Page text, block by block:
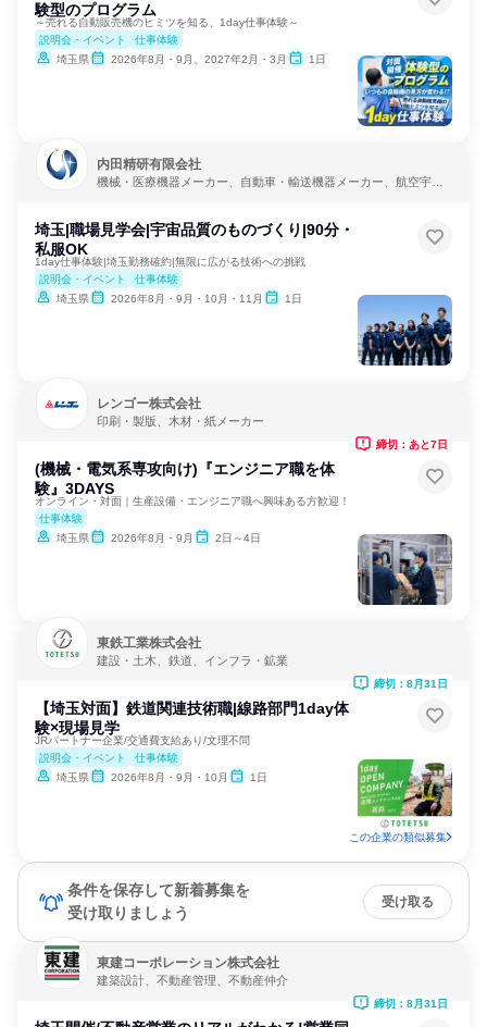
験型のプログラム
～売れる自動販売機のヒミツを知る、1day仕事体験～
説明会・イベント
仕事体験
埼玉県
2026年8月・9月、2027年2月・3月 1日
内田精研有限会社
機械・医療機器メーカー、自動車・輸送機器メーカー、航空宇
埼玉|職場見学会|宇宙品質のものづくり|90分・
私服OK
1day仕事体験|埼玉勤務確約|無限に広がる技術への挑戦
説明会・イベント
仕事体験
埼玉県
2026年8月・9月・10月・11月 1日
レンゴー株式会社
印刷・製版、木材・紙メーカー
(機械・電気系専攻向け)『エンジニア職を体
験』3DAYS
オンライン・対面｜生産設備・エンジニア職へ興味ある方歓迎！
仕事体験
埼玉県
2026年8月・9月 2日～4日
締切：あと7日
東鉄工業株式会社
建設・土木、鉄道、インフラ・鉱業
【埼玉対面】鉄道関連技術職|線路部門1day体
験×現場見学
JRパートナー企業/交通費支給あり/文理不問
説明会・イベント
仕事体験
埼玉県
2026年8月・9月・10月 1日
締切：8月31日
この企業の類似募集
条件を保存して新着募集を
受け取りましょう
受け取る
東建コーポレーション株式会社
建築設計、不動産管理、不動産仲介
締切：8月31日